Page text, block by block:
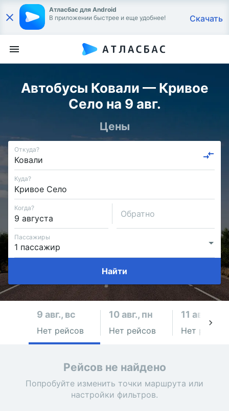
Атласбас для Android
В приложении быстрее и еще удобнее!
Скачать
Автобусы Ковали — Кривое
Село на 9 авг.
Цены
Откуда?
Куда?
Когда?
Обратно
Пассажиры
Найти
9 авг., вс
Нет рейсов
10 авг., пн
Нет рейсов
11 авг., вт
Нет рейсов
Рейсов не найдено
Попробуйте изменить точки маршрута или
настройки фильтров.